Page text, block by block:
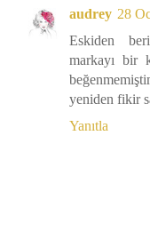
audrey 28
Eskiden
markayı bir
yeniden fikir
Yanıtla